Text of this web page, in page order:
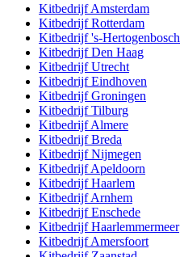
KitbedrijfAmsterdam
KitbedrijfRotterdam
Kitbedrijf's-Hertogenbosch
KitbedrijfDen Haag
KitbedrijfUtrecht
KitbedrijfEindhoven
KitbedrijfGroningen
KitbedrijfTilburg
KitbedrijfAlmere
KitbedrijfBreda
KitbedrijfNijmegen
KitbedrijfApeldoorn
KitbedrijfHaarlem
KitbedrijfArnhem
KitbedrijfEnschede
KitbedrijfHaarlemmermeer
KitbedrijfAmersfoort